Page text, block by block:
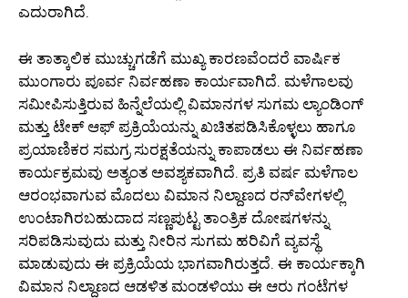
ಎದುರಾಗಿದೆ.
ಈ ತಾತ್ಕಾಲಿಕ ಮುಚ್ಚುಗಡೆಗೆ ಮುಖ್ಯ ಕಾರಣವೆಂದರೆ ವಾರ್ಷಿಕ
ಮುಂಗಾರು ಪೂರ್ವ ನಿರ್ವಹಣಾ ಕಾರ್ಯವಾಗಿದೆ. ಮಳೆಗಾಲವು
ಸಮೀಪಿಸುತ್ತಿರುವ ಹಿನ್ನೆಲೆಯಲ್ಲಿ ವಿಮಾನಗಳ ಸುಗಮ ಲ್ಯಾಂಡಿಂಗ್
ಮತ್ತು ಟೇಕ್ ಆಫ್ ಪ್ರಕ್ರಿಯೆಯನ್ನು ಖಚಿತಪಡಿಸಿಕೊಳ್ಳಲು ಹಾಗೂ
ಪ್ರಯಾಣಿಕರ ಸಮಗ್ರ ಸುರಕ್ಷತೆಯನ್ನು ಕಾಪಾಡಲು ಈ ನಿರ್ವಹಣಾ
ಕಾರ್ಯಕ್ರಮವು ಅತ್ಯಂತ ಅವಶ್ಯಕವಾಗಿದೆ. ಪ್ರತಿ ವರ್ಷ ಮಳೆಗಾಲ
ಆರಂಭವಾಗುವ ಮೊದಲು ವಿಮಾನ ನಿಲ್ದಾಣದ ರನ್‌ವೇಗಳಲ್ಲಿ
ಉಂಟಾಗಿರಬಹುದಾದ ಸಣ್ಣಪುಟ್ಟ ತಾಂತ್ರಿಕ ದೋಷಗಳನ್ನು
ಸರಿಪಡಿಸುವುದು ಮತ್ತು ನೀರಿನ ಸುಗಮ ಹರಿವಿಗೆ ವ್ಯವಸ್ಥೆ
ಮಾಡುವುದು ಈ ಪ್ರಕ್ರಿಯೆಯ ಭಾಗವಾಗಿರುತ್ತದೆ. ಈ ಕಾರ್ಯಕ್ಕಾಗಿ
ವಿಮಾನ ನಿಲ್ದಾಣದ ಆಡಳಿತ ಮಂಡಳಿಯು ಈ ಆರು ಗಂಟೆಗಳ